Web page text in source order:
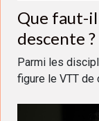
Que faut-il
descente ?
Parmi les
figure le VTT de